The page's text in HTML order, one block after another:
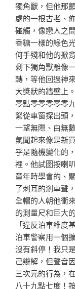
獨角獸，但他那
處的一根古老、
碰觸，像戀人之
香糖一樣的綠色
何手殘和他的掀
剩下獨角獸雕像
轉，等他回過神
大獎狀的牆壁上
零點零零零零零
緊從車窗探出頭
一望無際、由無
氣聞起來像是新
乎是隨機變化的
裡。他試圖按喇
童年時學會的、
了刺耳的剎車聲
全帽的人朝他衝
的測量尺和巨大
「違反泊車維度
泊車警察用一個
沒有斜停！我只
己辯解，但聲音
三次元的行為，
八十九點七度！